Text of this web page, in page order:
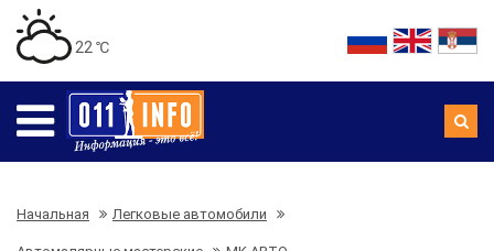
22 ℃
Начальная Легковые автомобили